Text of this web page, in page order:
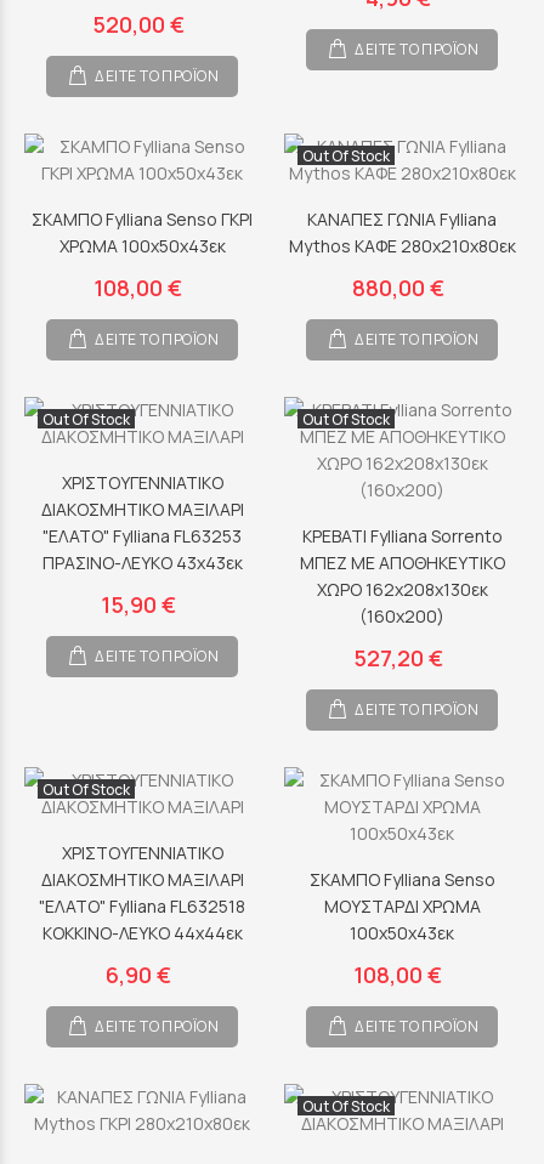
520,00 €
ΔΕΙΤΕ ΤΟ ΠΡΟΪΟΝ
ΔΕΙΤΕ ΤΟ ΠΡΟΪΟΝ
ΣΚΑΜΠΟ Fylliana Senso ΓΚΡΙ
ΧΡΩΜΑ 100x50x43εκ
108,00 €
ΔΕΙΤΕ ΤΟ ΠΡΟΪΟΝ
Out Of Stock
ΚΑΝΑΠΕΣ ΓΩΝΙΑ Fylliana
Mythos ΚΑΦΕ 280x210x80εκ
880,00 €
ΔΕΙΤΕ ΤΟ ΠΡΟΪΟΝ
Out Of Stock
ΧΡΙΣΤΟΥΓΕΝΝΙΑΤΙΚΟ
ΔΙΑΚΟΣΜΗΤΙΚΟ ΜΑΞΙΛΑΡΙ
"ΕΛΑΤΟ" Fylliana FL63253
ΠΡΑΣΙΝΟ-ΛΕΥΚΟ 43x43εκ
15,90 €
ΔΕΙΤΕ ΤΟ ΠΡΟΪΟΝ
Out Of Stock
ΚΡΕΒΑΤΙ Fylliana Sorrento
ΜΠΕΖ ΜΕ ΑΠΟΘHKEYTIKO
ΧΩΡΟ 162x208x130εκ
(160x200)
527,20 €
ΔΕΙΤΕ ΤΟ ΠΡΟΪΟΝ
Out Of Stock
ΧΡΙΣΤΟΥΓΕΝΝΙΑΤΙΚΟ
ΔΙΑΚΟΣΜΗΤΙΚΟ ΜΑΞΙΛΑΡΙ
"ΕΛΑΤΟ" Fylliana FL632518
ΚΟΚΚΙΝΟ-ΛΕΥΚΟ 44x44εκ
6,90 €
ΔΕΙΤΕ ΤΟ ΠΡΟΪΟΝ
ΣΚΑΜΠΟ Fylliana Senso
ΜΟΥΣΤΑΡΔΙ ΧΡΩΜΑ
100x50x43εκ
108,00 €
ΔΕΙΤΕ ΤΟ ΠΡΟΪΟΝ
Out Of Stock